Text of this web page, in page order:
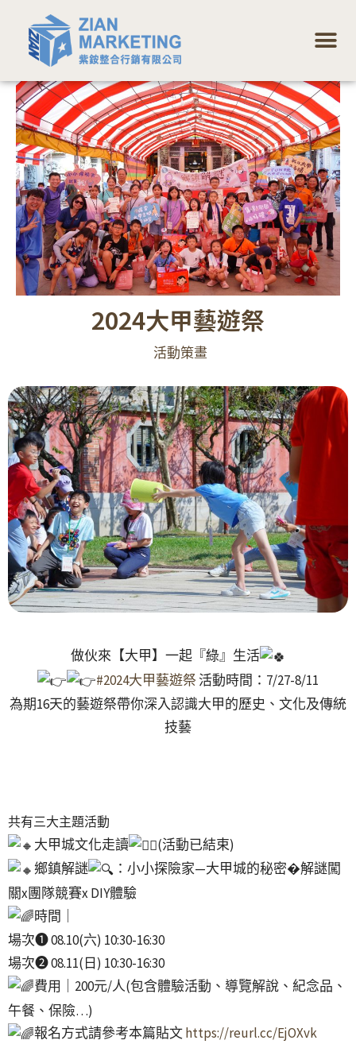
要
選
單
2024大甲藝遊祭
活動策畫
做伙來【大甲】一起『綠』生活
#2024大甲藝遊祭 活動時間：7/27-8/11
為期16天的藝遊祭帶你深入認識大甲的歷史、文化及傳統
技藝
共有三大主題活動
大甲城文化走讀
(活動已結束)
鄉鎮解謎
：小小探險家—大甲城的秘密�解謎闖
關x團隊競賽x DIY體驗
時間｜
場次➊ 08.10(六) 10:30-16:30
場次➋ 08.11(日) 10:30-16:30
費用｜200元/人(包含體驗活動、導覽解說、紀念品、
午餐、保險…)
報名方式請參考本篇貼文https://reurl.cc/EjOXvk
Post
navigation